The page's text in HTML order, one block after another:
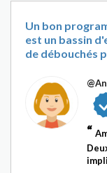
Un bon
est un bassin
de débouchés